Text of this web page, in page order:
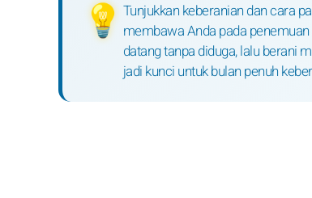
💡 Tunjukkan keberanian dan cara
membawa Anda pada
datang tanpa diduga, lalu berani
jadi kunci untuk bulan penuh